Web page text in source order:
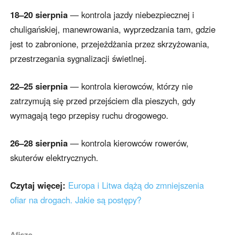
18–20 sierpnia — kontrola jazdy niebezpiecznej i
chuligańskiej, manewrowania, wyprzedzania tam, gdzie
jest to zabronione, przejeżdżania przez skrzyżowania,
przestrzegania sygnalizacji świetlnej.
22–25 sierpnia — kontrola kierowców, którzy nie
zatrzymują się przed przejściem dla pieszych, gdy
wymagają tego przepisy ruchu drogowego.
26–28 sierpnia — kontrola kierowców rowerów,
skuterów elektrycznych.
Czytaj więcej: Europa i Litwa dążą do zmniejszenia
ofiar na drogach. Jakie są postępy?